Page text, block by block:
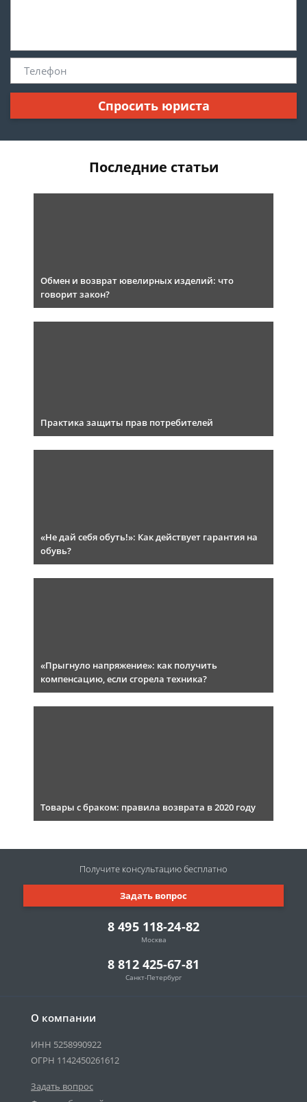
Спросить юриста
Последние статьи
Обмен и возврат ювелирных изделий: что
говорит закон?
Практика защиты прав потребителей
«Не дай себя обуть!»: Как действует гарантия на
обувь?
«Прыгнуло напряжение»: как получить
компенсацию, если сгорела техника?
Товары с браком: правила возврата в 2020 году
О компании
ИНН 5258990922
ОГРН 1142450261612
Задать вопрос
8 495 118-24-82
Москва
8 812 425-67-81
Санкт-Петербург
Задать вопрос
Получите консультациюбесплатно